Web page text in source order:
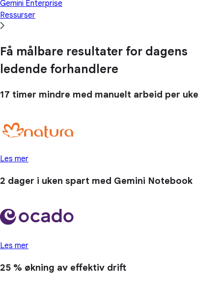
Gemini Enterprise
Ressurser
Få målbare resultater for dagens
ledende forhandlere
17 timer mindre med manuelt arbeid per uke
Les mer
2 dager i uken spart med Gemini Notebook
Les mer
25 % økning av effektiv drift